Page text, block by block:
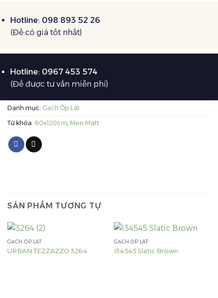
Hotline: 098 893 52 26
(Để có giá tốt nhất)
Hotline: 0967 453 574
(Để được tư vấn miễn phí)
Danh mục: Gạch Ốp Lát
Từ khóa: 60x120cm Men Matt
SẢN PHẨM TƯƠNG TỰ
GẠCH ỐP LÁT
URBAN TEZZAZZO 3264
GẠCH ỐP LÁT
I34545 Slatic Brown